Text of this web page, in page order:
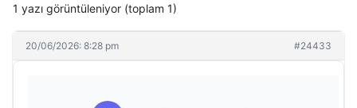
1 yazı görüntüleniyor (toplam 1)
20/06/2026: 8:28 pm #24433